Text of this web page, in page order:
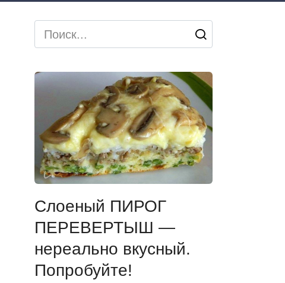
Search
for:
Слоеный ПИРОГ
ПЕРЕВЕРТЫШ —
нереально вкусный.
Попробуйте!